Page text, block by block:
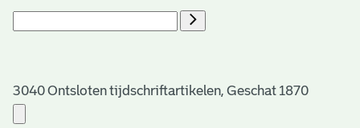
3040 Ontsloten tijdschriftartikelen, Geschat 1870